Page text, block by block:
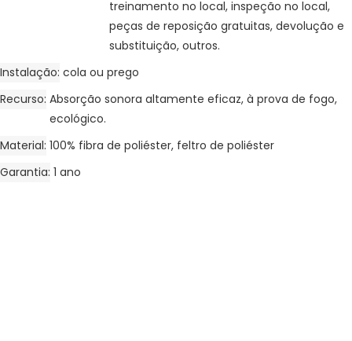
treinamento no local, inspeção no local,
peças de reposição gratuitas, devolução e
substituição, outros.
Instalação cola ou prego
Recurso Absorção sonora altamente eficaz, à prova de fogo,
ecológico.
Material 100% fibra de poliéster, feltro de poliéster
Garantia 1 ano